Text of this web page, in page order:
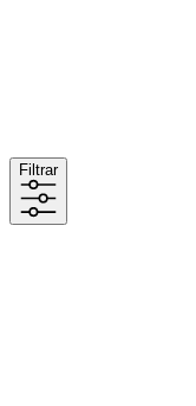
Filtrar